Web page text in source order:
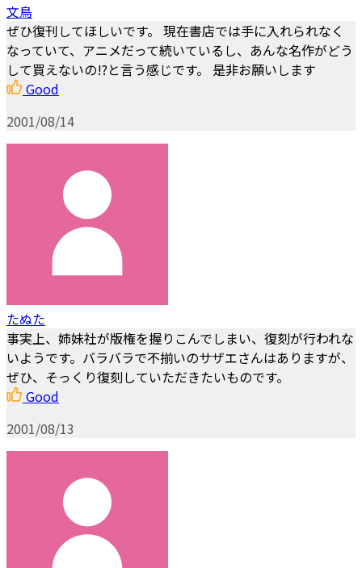
文鳥
ぜひ復刊してほしいです。 現在書店では手に入れられなく
なっていて、アニメだって続いているし、あんな名作がどう
して買えないの!?と言う感じです。 是非お願いします
Good
2001/08/14
たぬた
事実上、姉妹社が版権を握りこんでしまい、復刻が行われな
いようです。バラバラで不揃いのサザエさんはありますが、
ぜひ、そっくり復刻していただきたいものです。
Good
2001/08/13